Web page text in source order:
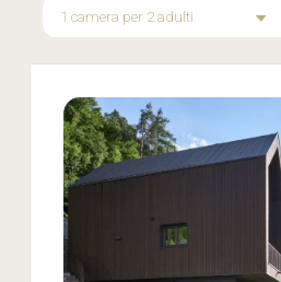
1 camera per 2 adulti